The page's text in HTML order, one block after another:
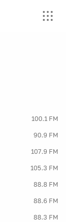
100.1 FM
90.9 FM
107.9 FM
105.3 FM
88.8 FM
88.6 FM
88.3 FM